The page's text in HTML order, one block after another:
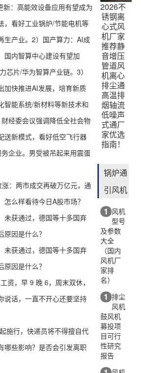
新：高能效设备应用有望成为
，看好工业锅炉/节能电机等
生产业。2）国产算力：AI成
国内智算中心建设有望加
芯片/华为智算产业链。3）
加快推进AI发展，培育新质
智能系统/新材料等新技术和
经委会议强调降低全社会物
送新模式，看好低空飞行器
企业。男受被吊起来用震蛋
：两市成交再破万亿元，通
么样看待今日A股市场？
获通过，德国等十多国弃
因是什么？
获通过，德国等十多国弃
因是什么？
，早 9 晚 6，周末双休，
说话，一直不开心还要坚持
行，快递员将不得擅自代
哪些影响？是否会引发离职
2026不
锈钢离
心式风
机厂家
推荐静
音增压
管道风
机离心
排尘通
高温排
烟轴流
低噪声
式通厂
家优选
指南！
锅炉通
引风机
1 风机
型号
及参数
大全
（国内
风机厂
家排
名）
1 排尘
风机
鼓风机
募投项
目可行
性研究
报告